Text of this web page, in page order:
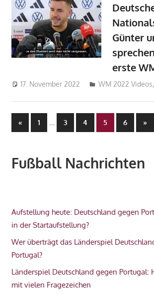
Günter
erste
17. November 2022 admin_wm2022
WM 2022 Videos
Seitennummerierung
Beiträge
«Vorherige
Beiträge
1 3 4 5 6 »
Fußball Nachrichten
Aufstellung heute: Deutschland gegen
in der Startaufstellung?
Wer überträgt das Länderspiel
Portugal?
Länderspiel Deutschland gegen Portugal:
mit vielen Fragezeichen